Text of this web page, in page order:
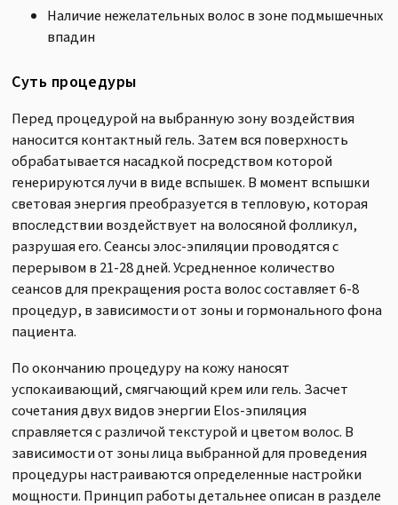
Наличие нежелательных волос в зоне подмышечных
впадин
Суть процедуры
Перед процедурой на выбранную зону воздействия
наносится контактный гель. Затем вся поверхность
обрабатывается насадкой посредством которой
генерируются лучи в виде вспышек. В момент вспышки
световая энергия преобразуется в тепловую, которая
впоследствии воздействует на волосяной фолликул,
разрушая его. Сеансы элос-эпиляции проводятся с
перерывом в 21-28 дней. Усредненное количество
сеансов для прекращения роста волос составляет 6-8
процедур, в зависимости от зоны и гормонального фона
пациента.
По окончанию процедуру на кожу наносят
успокаивающий, смягчающий крем или гель. Засчет
сочетания двух видов энергии Elos-эпиляция
справляется с различой текстурой и цветом волос. В
зависимости от зоны лица выбранной для проведения
процедуры настраиваются определенные настройки
мощности. Принцип работы детальнее описан в разделе